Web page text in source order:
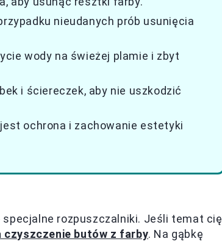
nieudanych prób usunięcia
wody na świeżej plamie i zbyt
i ściereczek, aby nie uszkodzić
ochrona i zachowanie estetyki
rozpuszczalniki. Jeśli temat cię
czyszczenie butów z farby. Na gąbkę